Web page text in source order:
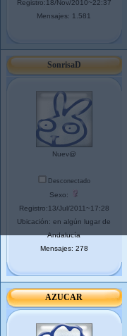
Registro:18/Nov/2010~22:37
Mensajes: 1.581
SonrisaD
Nuev@
Desconectado
Sexo:
Registro:13/Jul/2011~17:28
Ubicación: en algún lugar de
Andalucía
Mensajes: 278
AZUCAR